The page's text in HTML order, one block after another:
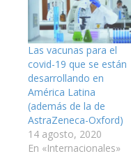
Las vacunas para el
covid-19 que se están
desarrollando en
América Latina
(además de la de
AstraZeneca-Oxford)
14 agosto, 2020
En «Internacionales»